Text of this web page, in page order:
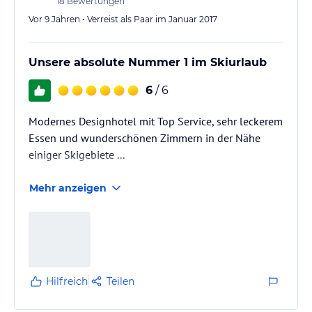
Vor 9 Jahren • Verreist als Paar im Januar 2017
Unsere absolute Nummer 1 im Skiurlaub
6 / 6
Modernes Designhotel mit Top Service, sehr leckerem
Essen und wunderschönen Zimmern in der Nähe
einiger Skigebiete ...
Mehr anzeigen
Hilfreich Teilen